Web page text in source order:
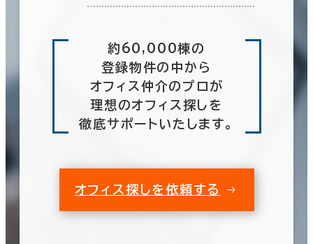
約60,000棟の
登録物件の中から
オフィス仲介のプロが
理想のオフィス探しを
徹底サポートいたします。
オフィス探しを依頼する